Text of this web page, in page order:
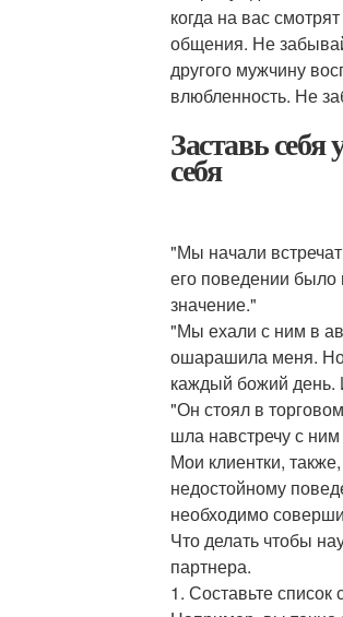
когда на вас
общения. Не
другого мужчину
влюбленность. Не
Заставь
себя
"Мы начали
его поведении было
значение."
"Мы ехали с ним в
ошарашила меня. Но
каждый божий день.
"Он стоял в
шла навстречу с
Мои клиентки,
недостойному
необходимо
Что делать чтобы
партнера.
1. Составьте